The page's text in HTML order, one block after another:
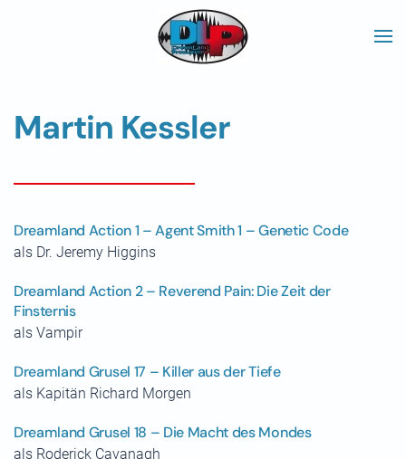
Skip to main content
Martin Kessler
Dreamland Action 1 – Agent Smith 1 – Genetic Code
als Dr. Jeremy Higgins
Dreamland Action 2 – Reverend Pain: Die Zeit der
Finsternis
als Vampir
Dreamland Grusel 17 – Killer aus der Tiefe
als Kapitän Richard Morgen
Dreamland Grusel 18 – Die Macht des Mondes
als Roderick Cavanagh